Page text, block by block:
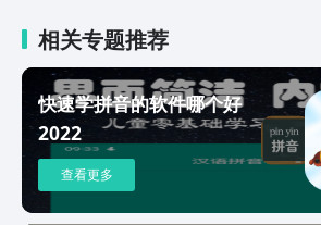
【设计师的本地选品平
图】CAD看图，适用
现场测绘、装饰装修
信、QQ进行CAD图
网/设计工具：
众号：酷家乐设计助手
相关专题推荐
快速学拼音的软件哪个好
2022
查看更多